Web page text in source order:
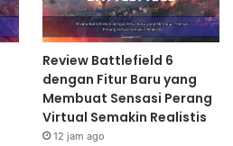
Review Battlefield 6
dengan Fitur Baru yang
Membuat Sensasi Perang
Virtual Semakin Realistis
12 jam ago